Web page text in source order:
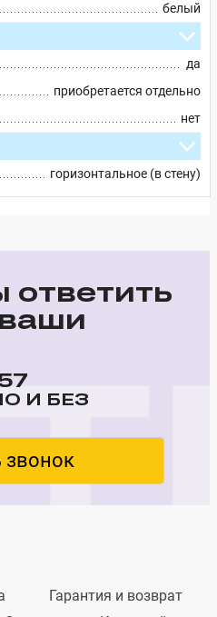
белый
да
приобретается отдельно
нет
горизонтальное (в стену)
ответить
И БЕЗ
звонок
Гарантия и возврат